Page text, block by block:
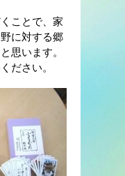
ことで、家
に対する郷
思います。
ださい。